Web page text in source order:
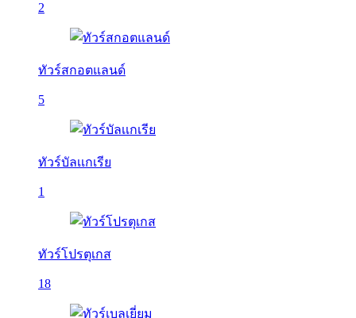
2
ทัวร์สกอตแลนด์
5
ทัวร์บัลเเกเรีย
1
ทัวร์โปรตุเกส
18